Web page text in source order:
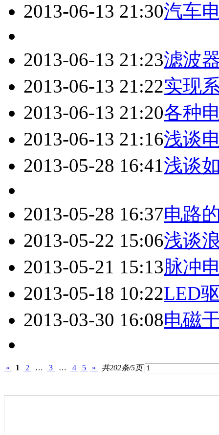
2013-06-13 21:30汽车
2013-06-13 21:23滤波
2013-06-13 21:22实现
2013-06-13 21:20各种
2013-06-13 21:16浅谈
2013-05-28 16:41浅谈
2013-05-28 16:37电路
2013-05-22 15:06浅谈
2013-05-21 15:13脉冲
2013-05-18 10:22LED
2013-03-30 16:08电磁
« 1 2 … 3 … 4 5 » 共202条/5页